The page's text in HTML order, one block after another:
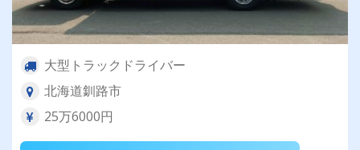
大型トラックドライバー
北海道釧路市
25万6000円